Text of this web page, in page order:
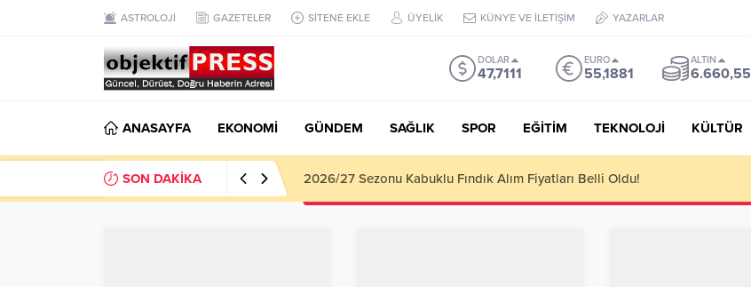
ASTROLOJİ GAZETELER SİTENE EKLE ÜYELİK KÜNYE VE İLETİŞİM YAZARLAR
DOLAR
47,7111
EURO
55,1881
ALTIN
6.660,55
ANASAYFA EKONOMİ GÜNDEM SAĞLIK SPOR EĞİTİM TEKNOLOJİ KÜLTÜR
SON DAKİKA Haliliye Belediyesi Her Gün 4 Bin 898 Kişiye Sıcak Yemek Ulaştırıyor!